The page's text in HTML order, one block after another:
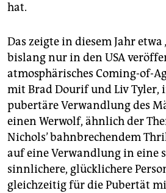
hat.
Das zeigte in diesem Jahr etwa
bislang nur in den USA
atmosphärisches Coming-of-
mit Brad Dourif und Liv Tyler,
pubertäre Verwandlung des
einen Werwolf, ähnlich der
Nichols’ bahnbrechendem
auf eine Verwandlung in eine
sinnlichere, glücklichere
gleichzeitig für die Pubertät